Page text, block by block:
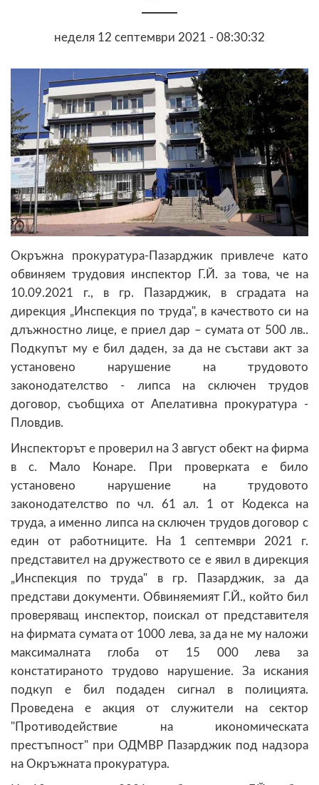
неделя 12 септември 2021 - 08:30:32
Окръжна прокуратура-Пазарджик привлече като
обвиняем трудовия инспектор Г.Й. за това, че на
10.09.2021 г., в гр. Пазарджик, в сградата на
дирекция „Инспекция по труда", в качеството си на
длъжностно лице, е приел дар – сумата от 500 лв..
Подкупът му е бил даден, за да не състави акт за
установено нарушение на трудовото
законодателство - липса на сключен трудов
договор, съобщиха от Апелативна прокуратура -
Пловдив.
Инспекторът е проверил на 3 август обект на фирма
в с. Мало Конаре. При проверката е било
установено нарушение на трудовото
законодателство по чл. 61 ал. 1 от Кодекса на
труда, а именно липса на сключен трудов договор с
един от работниците. На 1 септември 2021 г.
представител на дружеството се е явил в дирекция
„Инспекция по труда" в гр. Пазарджик, за да
представи документи. Обвиняемият Г.Й., който бил
проверяващ инспектор, поискал от представителя
на фирмата сумата от 1000 лева, за да не му наложи
максималната глоба от 15 000 лева за
констатираното трудово нарушение. За искания
подкуп е бил подаден сигнал в полицията.
Проведена е акция от служители на сектор
"Противодействие на икономическата
престъпност" при ОДМВР Пазарджик под надзора
на Окръжната прокуратура.